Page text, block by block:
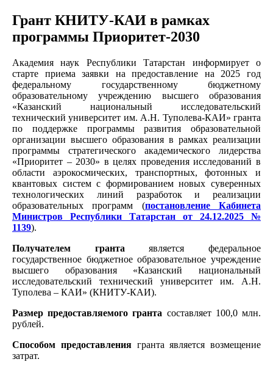
Грант КНИТУ-КАИ в рамках
программы Приоритет-2030
Академия наук Республики Татарстан информирует о
старте приема заявки на предоставление на 2025 год
федеральному государственному бюджетному
образовательному учреждению высшего образования
«Казанский национальный исследовательский
технический университет им. А.Н. Туполева-КАИ» гранта
по поддержке программы развития образовательной
организации высшего образования в рамках реализации
программы стратегического академического лидерства
«Приоритет – 2030» в целях проведения исследований в
области аэрокосмических, транспортных, фотонных и
квантовых систем с формированием новых суверенных
технологических линий разработок и реализации
образовательных программ (постановление Кабинета
Министров Республики Татарстан от 24.12.2025 №
1139).
Получателем гранта является федеральное
государственное бюджетное образовательное учреждение
высшего образования «Казанский национальный
исследовательский технический университет им. А.Н.
Туполева – КАИ» (КНИТУ-КАИ).
Размер предоставляемого гранта составляет 100,0 млн.
рублей.
Способом предоставлениягранта является возмещение
затрат.